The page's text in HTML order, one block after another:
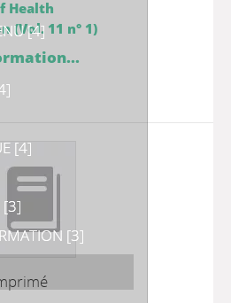
Health
(Vol. 11 n° 1)
[4]
[4]
[3]
[3]